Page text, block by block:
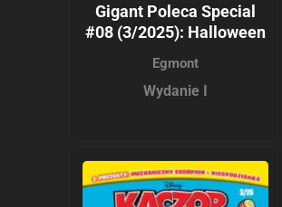
Gigant Poleca Special
#08 (3/2025): Halloween
Egmont
Wydanie I